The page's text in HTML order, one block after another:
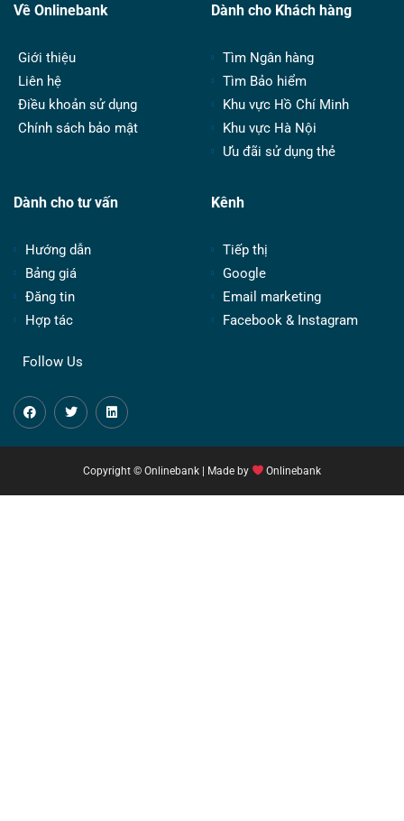
Về Onlinebank
Giới thiệu
Liên hệ
Điều khoản sử dụng
Chính sách bảo mật
Dành cho Khách hàng
Tìm Ngân hàng
Tìm Bảo hiểm
Khu vực Hồ Chí Minh
Khu vực Hà Nội
Ưu đãi sử dụng thẻ
Dành cho tư vấn
Hướng dẫn
Bảng giá
Đăng tin
Hợp tác
Kênh
Tiếp thị
Google
Email marketing
Facebook & Instagram
Follow Us
Copyright © Onlinebank | Made by Onlinebank